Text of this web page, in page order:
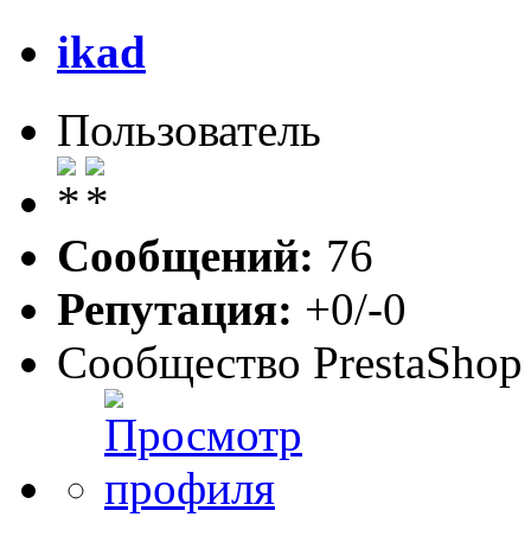
ikad
Пользователь
Сообщений: 76
Репутация: +0/-0
Сообщество PrestaShop